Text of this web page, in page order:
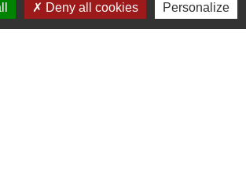
Deny all cookies Personalize